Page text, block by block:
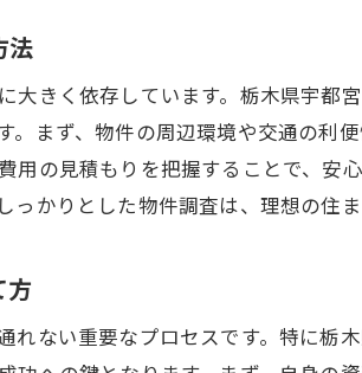
理想の物件を見つけるための視察ポ
オンラインツールの活用法
不動産エージェントとの効果的な
売買契約の成功事例から学ぶ
心取引の秘訣！宇都宮市での不動産売
購入後トラブルを防ぐためのリスク
法
きく依存しています。栃木県宇都
まず、物件の周辺環境や交通の利
の見積もりを把握することで、安
かりとした物件調査は、理想の住
ない重要なプロセスです。特に栃